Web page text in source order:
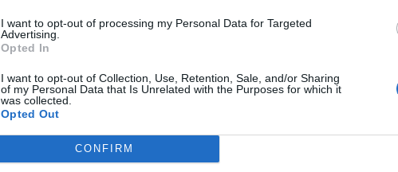
I want to opt-out of processing my Personal Data for Targeted
Advertising.
Opted In
I want to opt-out of Collection, Use, Retention, Sale, and/or Sharing
of my Personal Data that Is Unrelated with the Purposes for which it
was collected.
Opted Out
CONFIRM